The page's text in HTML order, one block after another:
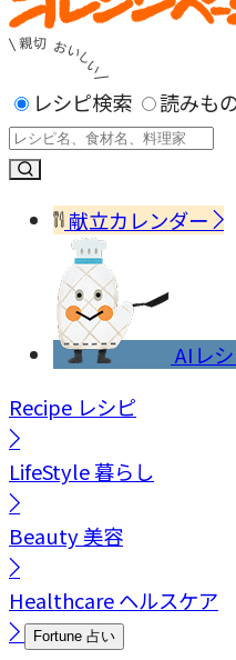
レシピ検索 読みも
献立カレンダー
AIレ
Recipe レシピ
LifeStyle暮らし
Beauty美容
Healthcareヘルスケア
Fortune 占い